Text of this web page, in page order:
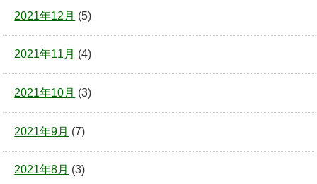
2021年12月 (5)
2021年11月 (4)
2021年10月 (3)
2021年9月 (7)
2021年8月 (3)